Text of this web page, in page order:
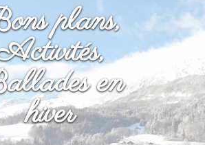
plans,
en
hiver